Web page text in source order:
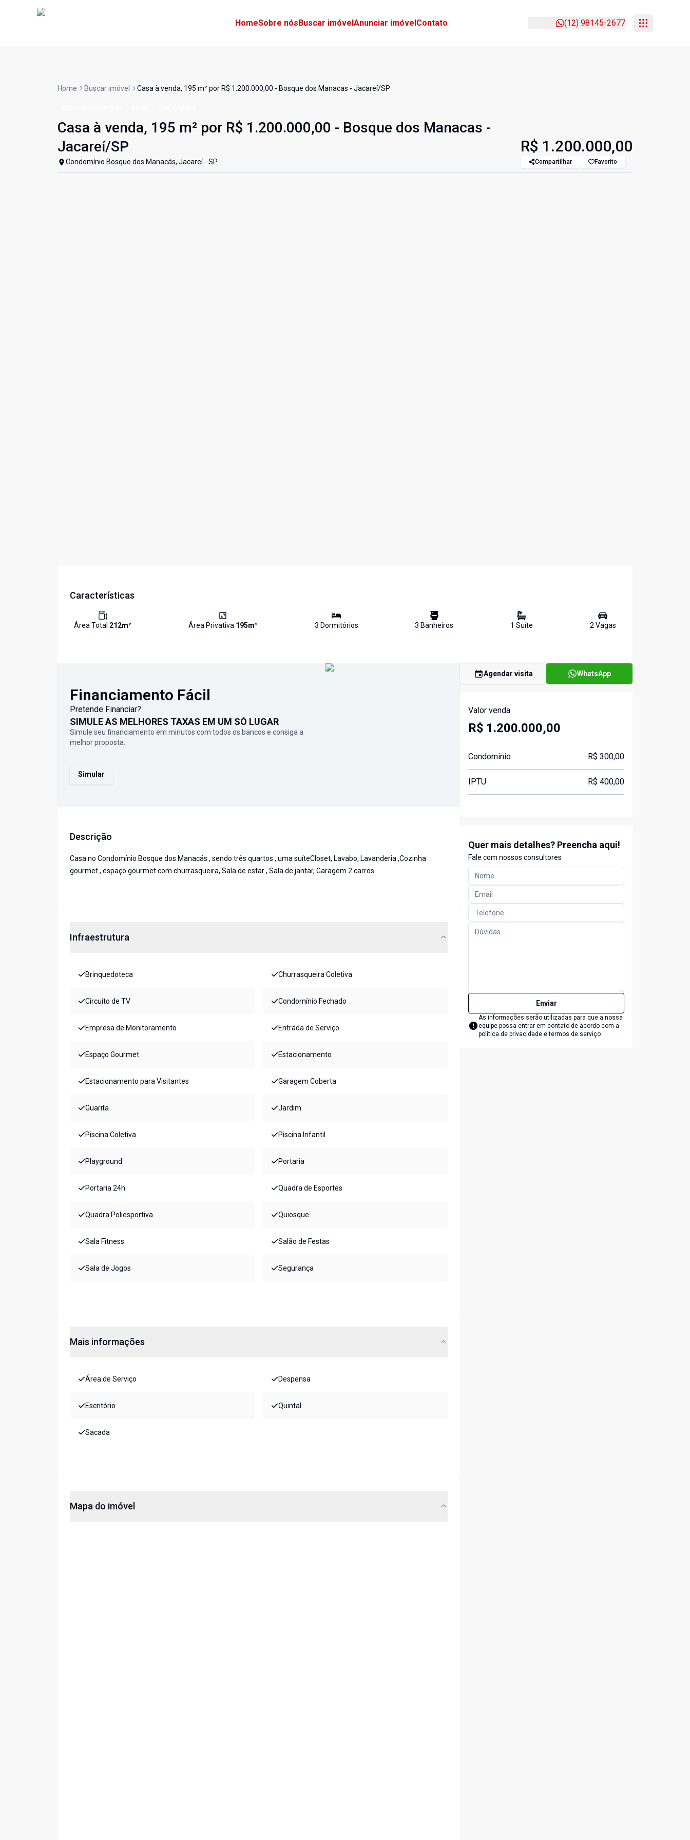
HomeSobre nósBuscar imóvelAnunciar imóvelContato (12) 98145-2677
Home Buscar imóvel Casa à venda, 195 m² por R$ 1.200.000,00 - Bosque dos Manacas - Jacareí/SP
Casa à venda, 195 m² por R$ 1.200.000,00 - Bosque dos Manacas -
Jacareí/SP
Condomínio Bosque dos Manacás, Jacareí - SP
R$ 1.200.000,00
Compartilhar Favorito
Características
Área Total 212m² Área Privativa 195m² 3 Dormitórios 3 Banheiros 1 Suíte 2Vagas
Financiamento Fácil
Pretende Financiar?
SIMULE AS MELHORES TAXAS EM UM SÓ LUGAR
Simule seu financiamento em minutos com todos os bancos e consiga a
melhor proposta.
Simular
Descrição
Casa no Condomínio Bosque dos Manacás , sendo três quartos , uma suíteCloset, Lavabo, Lavanderia ,Cozinha
gourmet , espaço gourmet com churrasqueira, Sala de estar , Sala de jantar, Garagem 2 carros
Infraestrutura
Brinquedoteca Churrasqueira Coletiva
Circuito de TV Condomínio Fechado
Empresa de Monitoramento Entrada de Serviço
Espaço Gourmet Estacionamento
Estacionamento para Visitantes Garagem Coberta
Guarita Jardim
Piscina Coletiva Piscina Infantil
Playground Portaria
Portaria 24h Quadra de Esportes
Quadra Poliesportiva Quiosque
Sala Fitness Salão de Festas
Sala de Jogos Segurança
Mais informações
Área de Serviço Despensa
Escritório Quintal
Sacada
Mapa do imóvel
Agendar visita WhatsApp
Valor venda
R$ 1.200.000,00
Condomínio R$ 300,00
IPTU R$ 400,00
Quer mais detalhes? Preencha aqui!
Fale com nossos consultores
Enviar
As informações serão utilizadas para que a nossa
equipe possa entrar em contato de acordo com a
política de privacidade e termos de serviço